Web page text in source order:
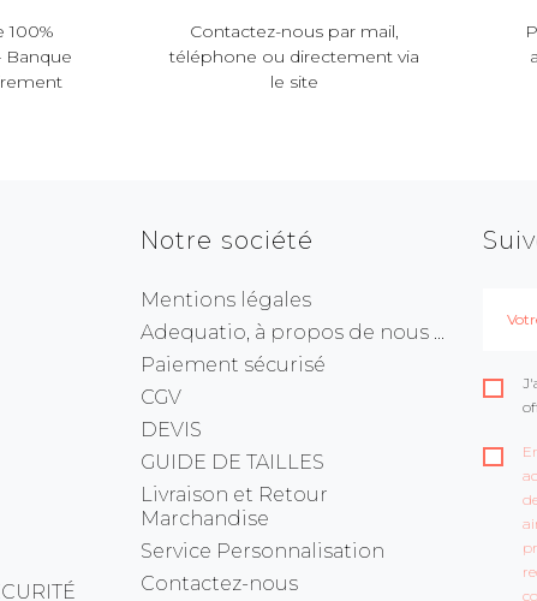
100%
Banque
Contactez-nous par mail,
téléphone ou directement via
le site
Notre société
Mentions légales
Adequatio, à propos de nous ...
Paiement sécurisé
CGV
DEVIS
GUIDE DE TAILLES
Livraison et Retour
Marchandise
Service Personnalisation
Contactez-nous